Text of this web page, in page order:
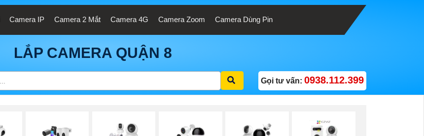
Camera IP Camera 2 Mắt Camera 4G Camera Zoom Camera Dùng Pin
LẮP CAMERA QUẬN 8
Gọi tư vấn: 0938.112.399